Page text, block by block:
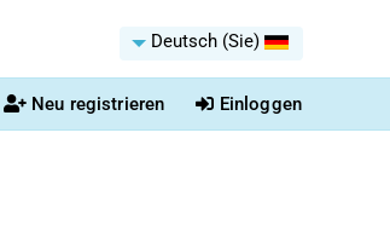
Deutsch (Sie)
Neu registrieren Einloggen